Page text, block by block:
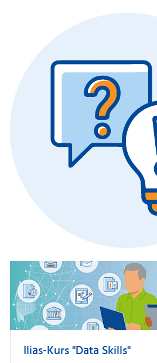
Ilias-Kurs "Data Skills"